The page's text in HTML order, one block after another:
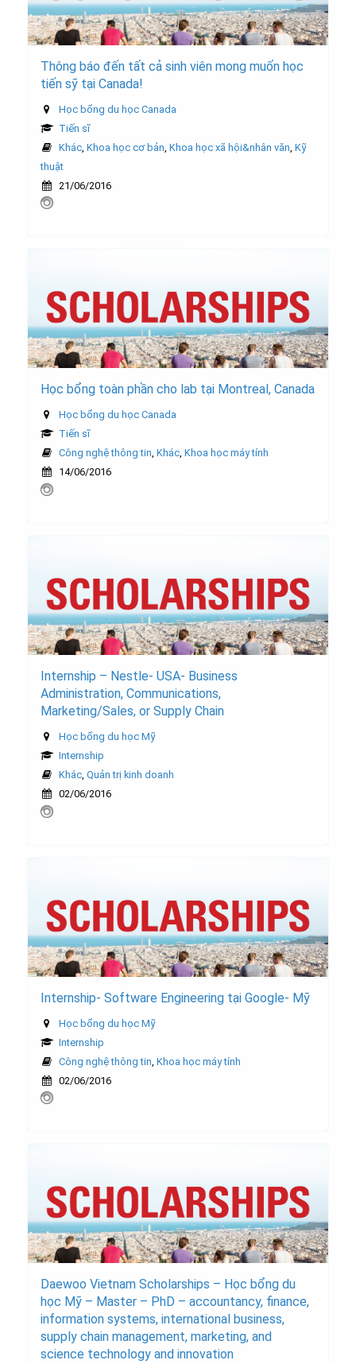
Thông báo đến tất cả sinh viên mong muốn học
tiến sỹ tại Canada!
Học bổng du học Canada
Tiến sĩ
Khác Khoa học cơ bản Khoa học xã hội&nhân văn Kỹ
thuật
21/06/2016
Học bổng toàn phần cho lab tại Montreal, Canada
Học bổng du học Canada
Tiến sĩ
Công nghệ thông tin, Khác, Khoa học máy tính
14/06/2016
Internship – Nestle- USA- Business
Administration, Communications,
Marketing/Sales, or Supply Chain
Học bổng du học Mỹ
Internship
Khác Quản trị kinh doanh
02/06/2016
Internship- Software Engineering tại Google- Mỹ
Học bổng du học Mỹ
Internship
Công nghệ thông tin Khoa học máy tính
02/06/2016
Daewoo Vietnam Scholarships – Học bổng du
học Mỹ – Master – PhD – accountancy, finance,
information systems, international business,
supply chain management, marketing, and
science technology and innovation